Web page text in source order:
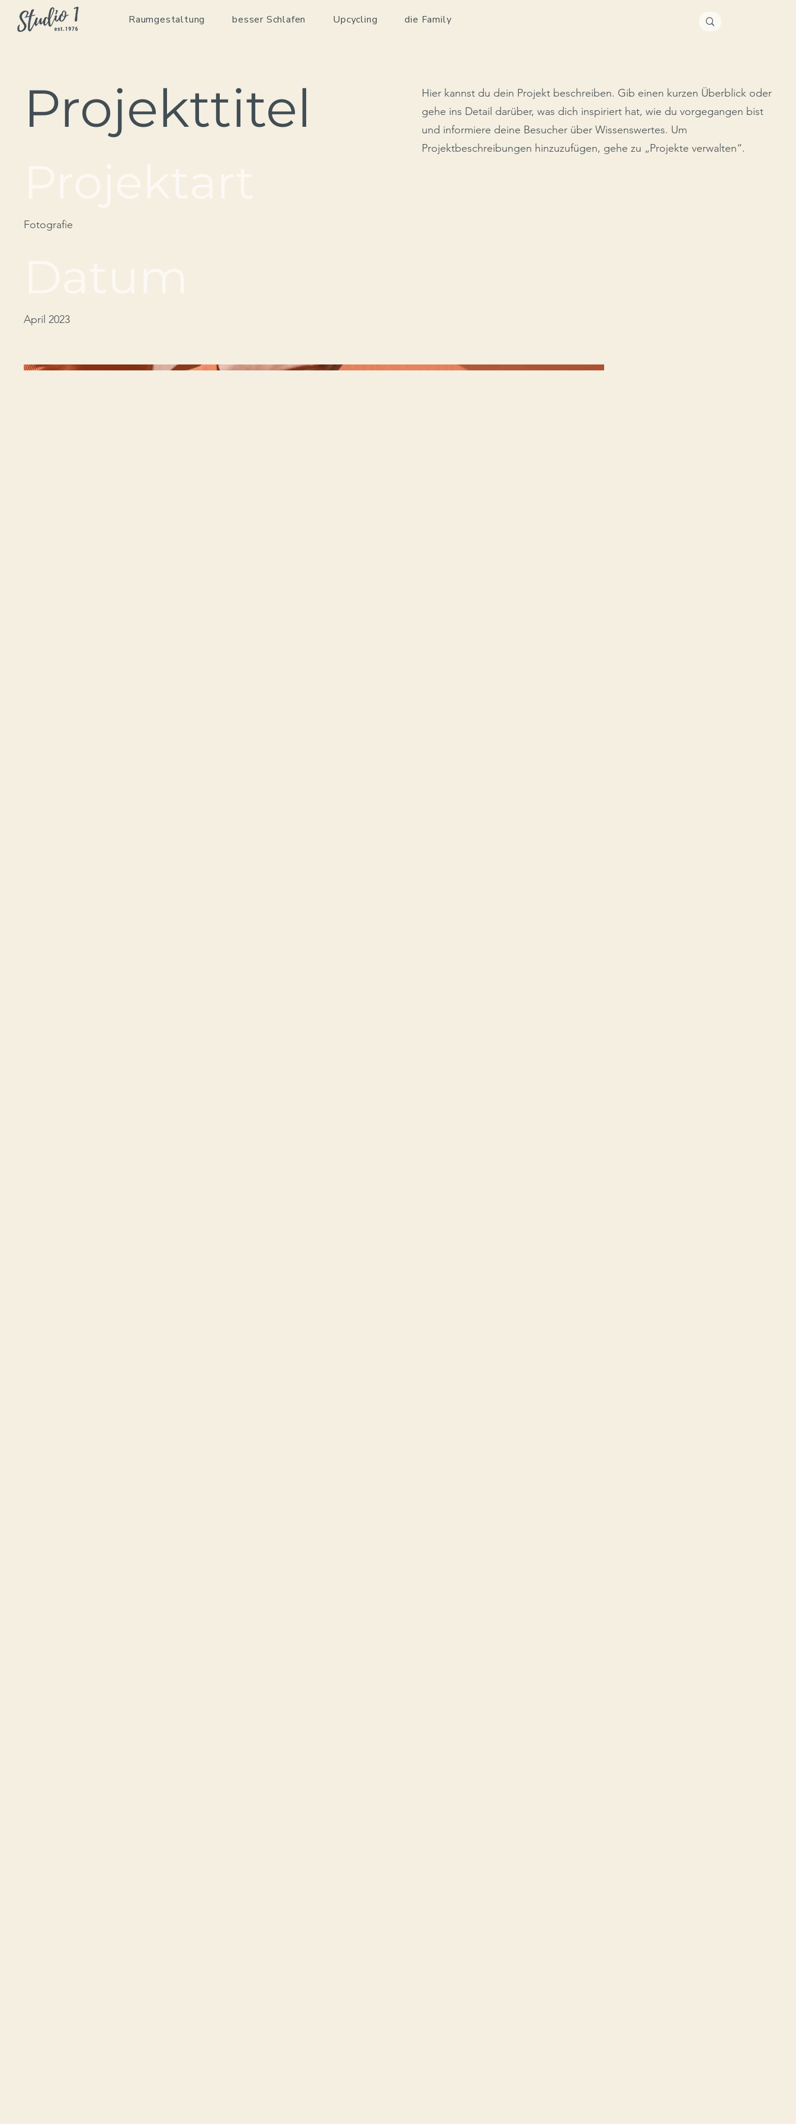
Raumgestaltung besser Schlafen Upcycling die Family
Projekttitel
Fotografie
April 2023
Hier kannst du dein Projekt beschreiben. Gib einen kurzen Überblick oder
gehe ins Detail darüber, was dich inspiriert hat, wie du vorgegangen bist
und informiere deine Besucher über Wissenswertes. Um
Projektbeschreibungen hinzuzufügen, gehe zu „Projekte verwalten“.